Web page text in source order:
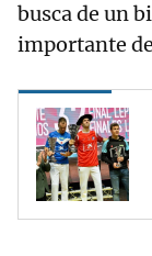
busca de un
importante